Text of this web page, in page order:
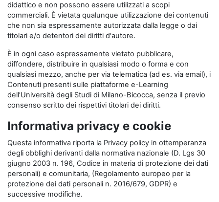
didattico e non possono essere utilizzati a scopi
commerciali. È vietata qualunque utilizzazione dei contenuti
che non sia espressamente autorizzata dalla legge o dai
titolari e/o detentori dei diritti d'autore.
È in ogni caso espressamente vietato pubblicare,
diffondere, distribuire in qualsiasi modo o forma e con
qualsiasi mezzo, anche per via telematica (ad es. via email), i
Contenuti presenti sulle piattaforme e-Learning
dell’Università degli Studi di Milano-Bicocca, senza il previo
consenso scritto dei rispettivi titolari dei diritti.
Informativa privacy e cookie
Questa informativa riporta la Privacy policy in ottemperanza
degli obblighi derivanti dalla normativa nazionale (D. Lgs 30
giugno 2003 n. 196, Codice in materia di protezione dei dati
personali) e comunitaria, (Regolamento europeo per la
protezione dei dati personali n. 2016/679, GDPR) e
successive modifiche.